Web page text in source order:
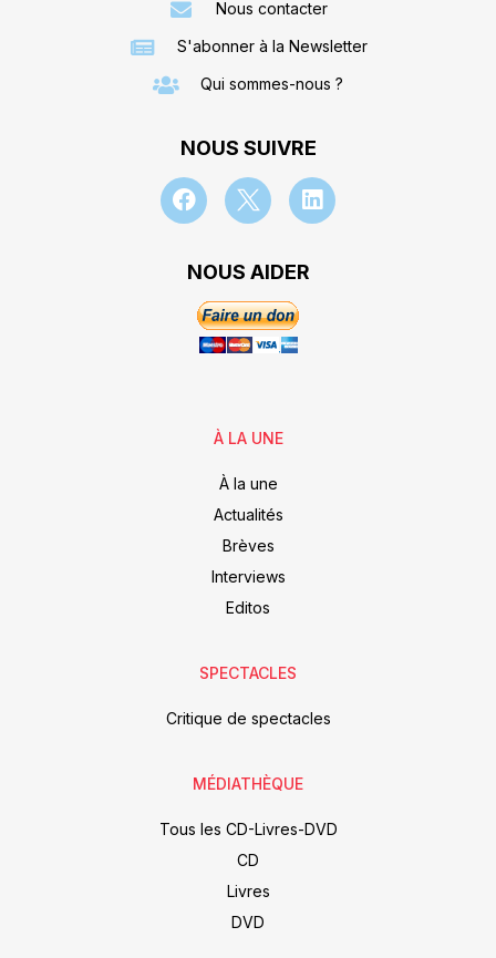
Nous contacter
S'abonner à la Newsletter
Qui sommes-nous ?
NOUS SUIVRE
NOUS AIDER
À LA UNE
À la une
Actualités
Brèves
Interviews
Editos
SPECTACLES
Critique de spectacles
MÉDIATHÈQUE
Tous les CD-Livres-DVD
CD
Livres
DVD